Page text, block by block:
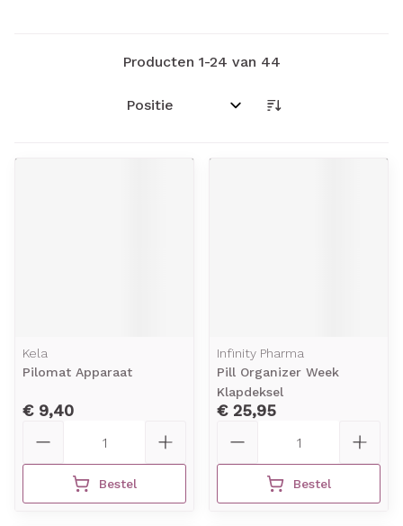
Producten 1-24 van 44
Sorteer op:
Kela
Pilomat Apparaat
€ 9,40
Bestel
Infinity Pharma
Pill Organizer Week
Klapdeksel
€ 25,95
Bestel